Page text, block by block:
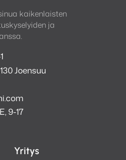
kaikenlaisten
ja
Joensuu
9-17
Yritys